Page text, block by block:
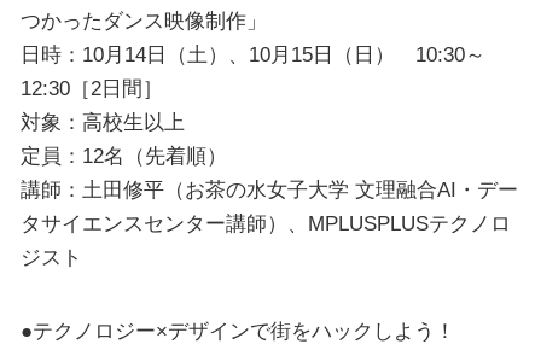
つかったダンス映像制作」
日時：10月14日（土）、10月15日（日） 10:30～
12:30［2日間］
対象：高校生以上
定員：12名（先着順）
講師：土田修平（お茶の水女子大学 文理融合AI・デー
タサイエンスセンター講師）、MPLUSPLUSテクノロ
ジスト
●テクノロジー×デザインで街をハックしよう！